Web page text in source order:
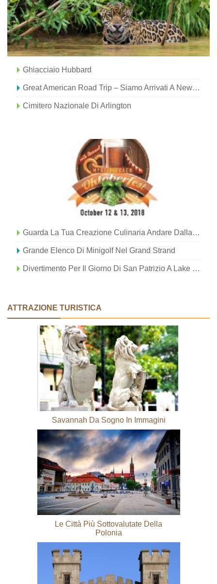
Ghiacciaio Hubbard
Great American Road Trip – Siamo Arrivati ​​a New Orleans!
Cimitero Nazionale Di Arlington
Guarda La Tua Creazione Culinaria Andare Dalla Tua Mente Al Tuo Piatto
Grande Elenco Di Minigolf Nel Grand Strand
Divertimento Per Il Giorno Di San Patrizio A Lake Charles
ATTRAZIONE TURISTICA
Savannah Da Sogno In Immagini
Le Città Più Sottovalutate Della
Polonia